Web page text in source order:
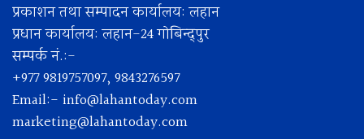
प्रकाशन तथा सम्पादन कार्यालय: लहान
प्रधान कार्यालय: लहान-24 गोबिन्द्पुर
सम्पर्क नं.:-
+977 9819757097, 9843276597
Email:- info@lahantoday.com
marketing@lahantoday.com